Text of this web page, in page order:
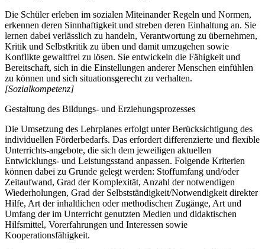
Die Schüler erleben im sozialen Miteinander Regeln und Normen,
erkennen deren Sinnhaftigkeit und streben deren Einhaltung an. Sie
lernen dabei verlässlich zu handeln, Verantwortung zu übernehmen,
Kritik und Selbstkritik zu üben und damit umzugehen sowie
Konflikte gewaltfrei zu lösen. Sie entwickeln die Fähigkeit und
Bereitschaft, sich in die Einstellungen anderer Menschen einfühlen
zu können und sich situationsgerecht zu verhalten.
[Sozialkompetenz]
Gestaltung des Bildungs- und Erziehungsprozesses
Die Umsetzung des Lehrplanes erfolgt unter Berücksichtigung des
individuellen Förderbedarfs. Das erfordert differenzierte und flexible
Unterrichts-angebote, die sich dem jeweiligen aktuellen
Entwicklungs- und Leistungsstand anpassen. Folgende Kriterien
können dabei zu Grunde gelegt werden: Stoffumfang und/oder
Zeitaufwand, Grad der Komplexität, Anzahl der notwendigen
Wiederholungen, Grad der Selbstständigkeit/Notwendigkeit direkter
Hilfe, Art der inhaltlichen oder methodischen Zugänge, Art und
Umfang der im Unterricht genutzten Medien und didaktischen
Hilfsmittel, Vorerfahrungen und Interessen sowie
Kooperationsfähigkeit.